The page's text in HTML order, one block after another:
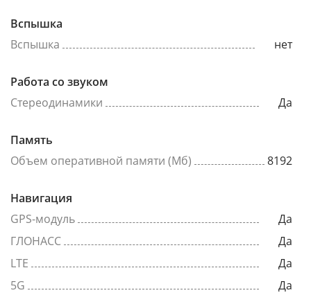
Вспышка
Вспышка
нет
Работа со звуком
Стереодинамики
Да
Память
Объем оперативной памяти (Мб)
8192
Навигация
GPS-модуль
Да
ГЛОНАСС
Да
LTE
Да
5G
Да